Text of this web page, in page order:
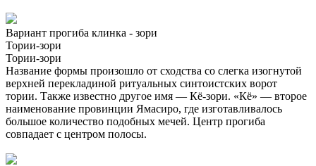
Вариант прогиба клинка - зори
Тории-зори
Тории-зори
Название формы произошло от сходства со слегка изогнутой
верхней перекладиной ритуальных синтоистских ворот
тории. Также известно другое имя — Кё-зори. «Кё» — второе
наименование провинции Ямасиро, где изготавливалось
большое количество подобных мечей. Центр прогиба
совпадает с центром полосы.